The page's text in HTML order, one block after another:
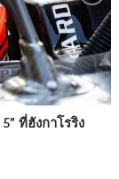
ที่ฮังกาโรริง